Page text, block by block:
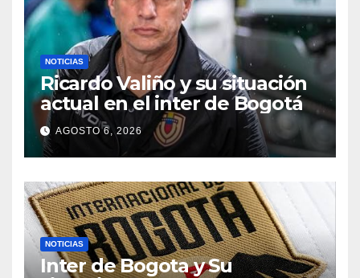
NOTICIAS
Ricardo Valiño y su situación
actual en el inter de Bogotá
AGOSTO 6, 2026
NOTICIAS
Inter de Bogota y Su